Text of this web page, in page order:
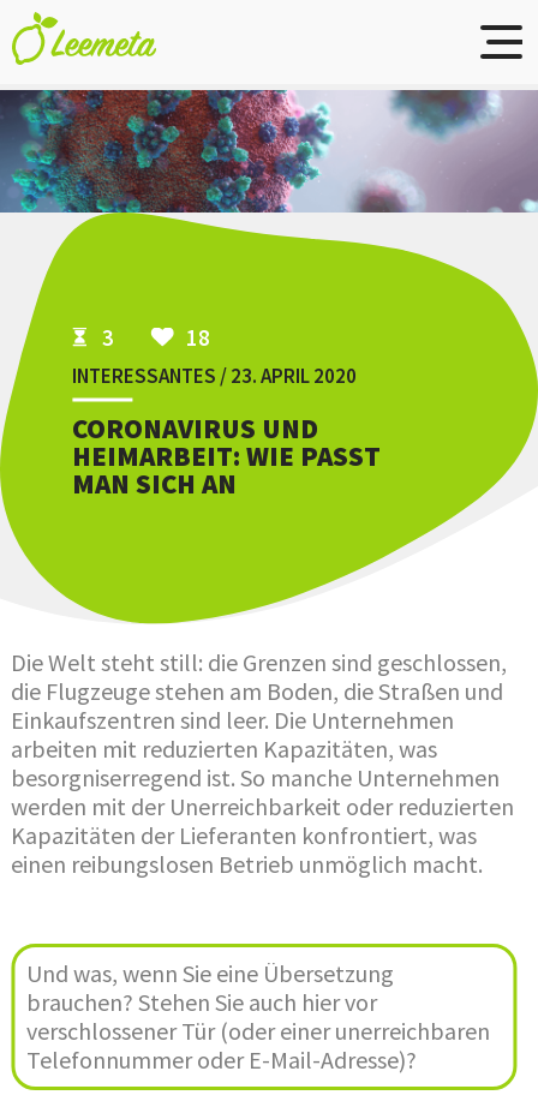
Skip to main content
3 18
INTERESSANTES / 23. APRIL 2020
CORONAVIRUS UND
HEIMARBEIT: WIE PASST
MAN SICH AN
Die Welt steht still: die Grenzen sind geschlossen,
die Flugzeuge stehen am Boden, die Straßen und
Einkaufszentren sind leer. Die Unternehmen
arbeiten mit reduzierten Kapazitäten, was
besorgniserregend ist. So manche Unternehmen
werden mit der Unerreichbarkeit oder reduzierten
Kapazitäten der Lieferanten konfrontiert, was
einen reibungslosen Betrieb unmöglich macht.
Und was, wenn Sie eine Übersetzung
brauchen? Stehen Sie auch hier vor
verschlossener Tür (oder einer unerreichbaren
Telefonnummer oder E-Mail-Adresse)?